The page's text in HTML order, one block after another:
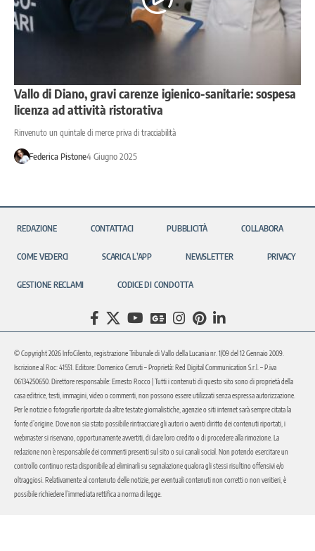
Vallo di Diano, gravi carenze igienico-sanitarie: sospesa
licenza ad attività ristorativa
Rinvenuto un quintale di merce priva di tracciabilità
Federica Pistone4 Giugno 2025
REDAZIONE CONTATTACI PUBBLICITÀ COLLABORA
COME VEDERCI SCARICA L’APP NEWSLETTER PRIVACY
GESTIONE RECLAMI CODICE DI CONDOTTA
© Copyright 2026 InfoCilento, registrazione Tribunale di Vallo della Lucania nr. 1/09 del 12 Gennaio 2009.
Iscrizione al Roc: 41551. Editore: Domenico Cerruti – Proprietà: Red Digital Communication S.r.l. – P.iva
06134250650. Direttore responsabile: Ernesto Rocco | Tutti i contenuti di questo sito sono di proprietà della
casa editrice, testi, immagini, video o commenti, non possono essere utilizzati senza espressa autorizzazione.
Per le notizie o fotografie riportate da altre testate giornalistiche, agenzie o siti internet sarà sempre citata la
fonte d’origine. Dove non sia stato possibile rintracciare gli autori o aventi diritto dei contenuti riportati, i
webmaster si riservano, opportunamente avvertiti, di dare loro credito o di procedere alla rimozione. La
redazione non è responsabile dei commenti presenti sul sito o sui canali social. Non potendo esercitare un
controllo continuo resta disponibile ad eliminarli su segnalazione qualora gli stessi risultino offensivi e/o
oltraggiosi. Relativamente al contenuto delle notizie, per eventuali contenuti non corretti o non veritieri, è
possibile richiedere l’immediata rettifica a norma di legge.